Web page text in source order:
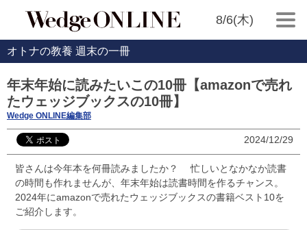
8/6(木)
オトナの教養 週末の一冊
年末年始に読みたいこの10冊【amazonで売れ
たウェッジブックスの10冊】
Wedge ONLINE編集部
2024/12/29
皆さんは今年本を何冊読みましたか？ 忙しいとなかなか読書
の時間も作れませんが、年末年始は読書時間を作るチャンス。
2024年にamazonで売れたウェッジブックスの書籍ベスト10を
ご紹介します。